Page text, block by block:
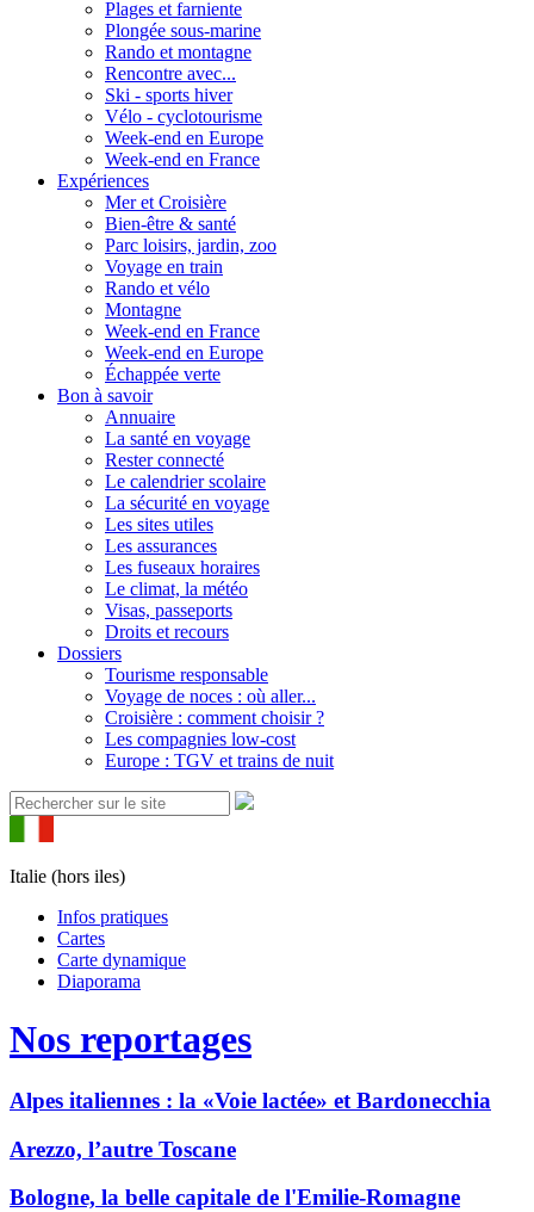
Plages et farniente
Plongée sous-marine
Rando et montagne
Rencontre avec...
Ski - sports hiver
Vélo - cyclotourisme
Week-end en Europe
Week-end en France
Expériences
Mer et Croisière
Bien-être & santé
Parc loisirs, jardin, zoo
Voyage en train
Rando et vélo
Montagne
Week-end en France
Week-end en Europe
Échappée verte
Bon à savoir
Annuaire
La santé en voyage
Rester connecté
Le calendrier scolaire
La sécurité en voyage
Les sites utiles
Les assurances
Les fuseaux horaires
Le climat, la météo
Visas, passeports
Droits et recours
Dossiers
Tourisme responsable
Voyage de noces : où aller...
Croisière : comment choisir ?
Les compagnies low-cost
Europe : TGV et trains de nuit
Italie (hors iles)
Infos pratiques
Cartes
Carte dynamique
Diaporama
Nos reportages
Alpes italiennes : la «Voie lactée» et Bardonecchia
Arezzo, l’autre Toscane
Bologne, la belle capitale de l'Emilie-Romagne